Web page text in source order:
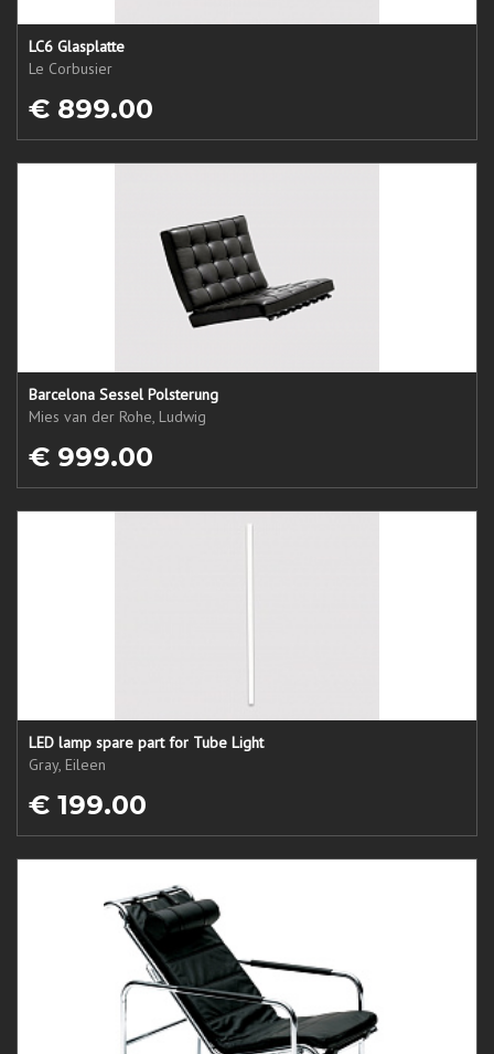
LC6 Glasplatte
Le Corbusier
€ 899.00
Barcelona Sessel Polsterung
Mies van der Rohe, Ludwig
€ 999.00
LED lamp spare part for Tube Light
Gray, Eileen
€ 199.00